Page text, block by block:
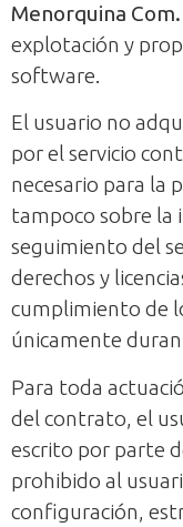
Menorquina Com.
explotación y
software.
El usuario no
por el servicio
necesario para la
tampoco sobre la
seguimiento del
derechos y
cumplimiento de
únicamente
Para toda
del contrato, el
escrito por parte
prohibido al
configuración,